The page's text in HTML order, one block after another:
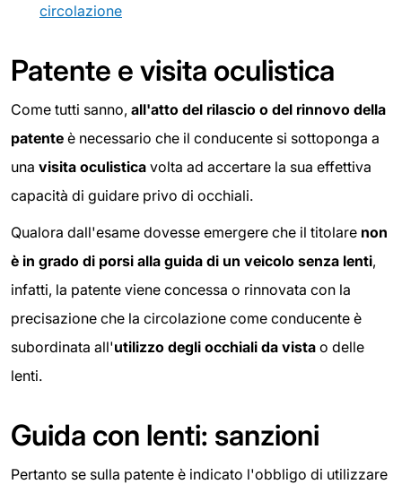
circolazione
Patente e visita oculistica
Come tutti sanno, all'atto del rilascio o del rinnovo della
patente è necessario che il conducente si sottoponga a
una visita oculistica volta ad accertare la sua effettiva
capacità di guidare privo di occhiali.
Qualora dall'esame dovesse emergere che il titolare non
è in grado di porsi alla guida di un veicolo senza lenti,
infatti, la patente viene concessa o rinnovata con la
precisazione che la circolazione come conducente è
subordinata all'utilizzo degli occhiali da vista o delle
lenti.
Guida con lenti: sanzioni
Pertanto se sulla patente è indicato l'obbligo di utilizzare